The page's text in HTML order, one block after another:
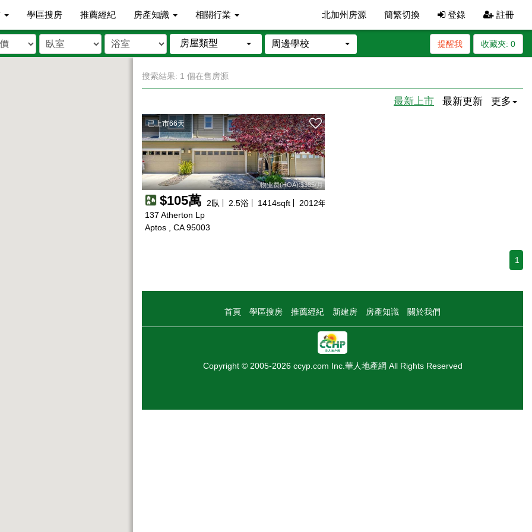
學區搜房 推薦經紀 房產知識 相關行業 北加州房源 簡繁切換 登錄 註冊
房屋類型 周邊學校 收藏夾: 0
提醒我
搜索結果: 1 個在售房源
最新上市 最新更新 更多
已上市66天
物业费(HOA):$385/月
$105萬 2臥 2.5浴 1414sqft 2012年建
137 Atherton Lp
Aptos , CA 95003
1
首頁 學區搜房 推薦經紀 新建房 房產知識 關於我們
Copyright © 2005-2026 ccyp.com Inc.華人地產網 All Rights Reserved